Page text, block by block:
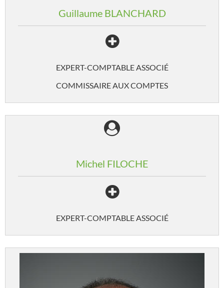
Guillaume BLANCHARD
EXPERT-COMPTABLE ASSOCIÉ
COMMISSAIRE AUX COMPTES
Michel FILOCHE
EXPERT-COMPTABLE ASSOCIÉ